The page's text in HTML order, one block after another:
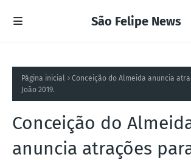
São Felipe News
Página inicial
Conceição do Almeida anuncia
João 2019.
Conceição do
anuncia atrações